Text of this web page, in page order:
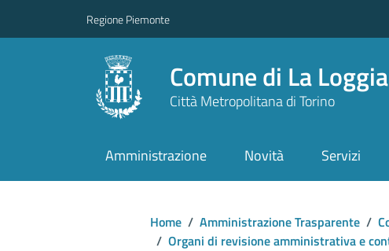
Regione Piemonte
Comune di La Loggia
Città Metropolitana di Torino
Amministrazione Novità Servizi
Home / Amministrazione Trasparente /
/ Organi di revisione amministrativa e